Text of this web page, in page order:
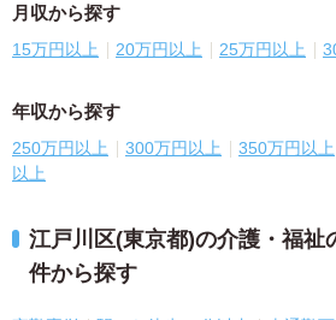
月収から探す
15万円以上 20万円以上 25万円以上
年収から探す
250万円以上 300万円以上 350万円以上
以上
江戸川区(東京都)の介護・福祉
件から探す